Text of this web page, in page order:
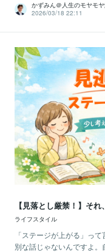
かずみん＠人生のモヤモ
2026/03/18 22:11
【見落とし厳禁！】そ
ライフスタイル
「ステージが上がる」っ
別な話じゃないんですよ